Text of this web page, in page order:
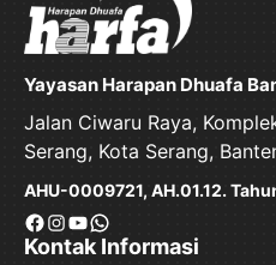
Yayasan Harapan Dhuafa
Jalan Ciwaru Raya,
Serang, Kota Serang,
AHU-0009721, AH.01.12.
Facebook
Instagram
YouTube
WhatsApp
Kontak Informasi